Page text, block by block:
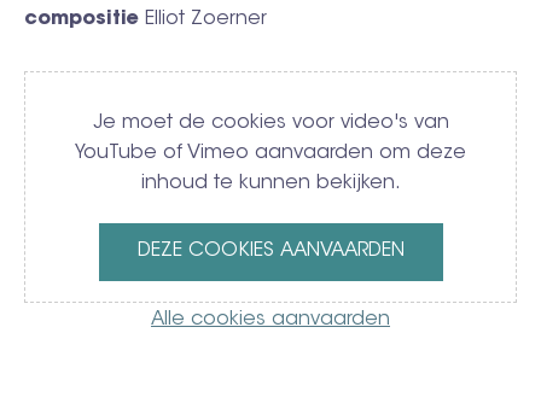
compositie Elliot Zoerner
Video
Je moet de cookies voor video's van
YouTube of Vimeo aanvaarden om deze
inhoud te kunnen bekijken.
DEZE COOKIES AANVAARDEN
Alle cookies aanvaarden